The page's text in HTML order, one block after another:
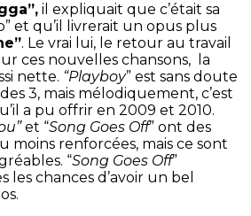
il expliquait que c’était sa
et qu’il livrerait un opus plus
. Le vrai lui, le retour au travail
ces nouvelles chansons, la
nette. “Playboy” est sans doute
3, mais mélodiquement, c’est
a pu offrir en 2009 et 2010.
et “Song Goes Off” ont des
moins renforcées, mais ce sont
“Song Goes Off”
chances d’avoir un bel